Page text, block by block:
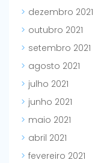
dezembro 2021
outubro 2021
setembro 2021
agosto 2021
julho 2021
junho 2021
maio 2021
abril 2021
fevereiro 2021